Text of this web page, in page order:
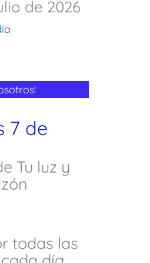
de 2026
7 de
Tu luz y
todas las